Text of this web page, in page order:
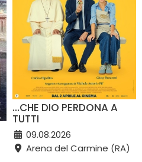
...CHE DIO PERDONA A
TUTTI
09.08.2026
Arena del Carmine (RA)